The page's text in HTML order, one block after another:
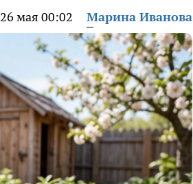
26 мая 00:02 Марина Иванова